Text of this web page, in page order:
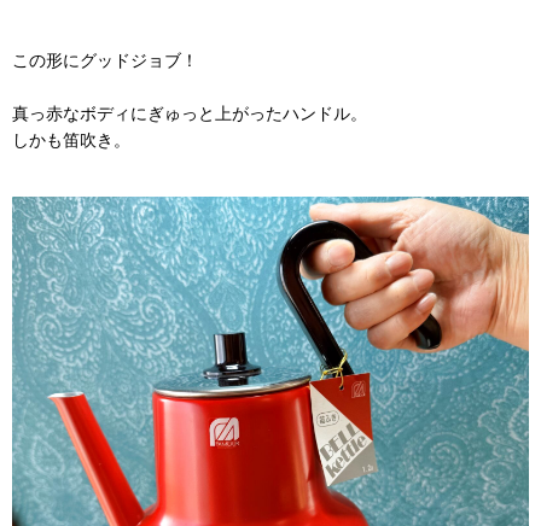
この形にグッドジョブ！
真っ赤なボディにぎゅっと上がったハンドル。
しかも笛吹き。